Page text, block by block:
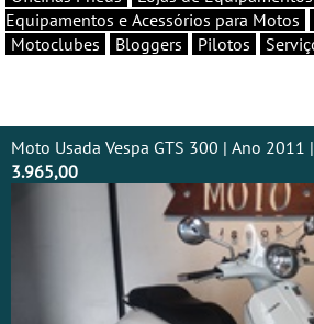
Equipamentos e Acessórios para Motos
Motoclubes
Bloggers Pilotos
Moto Usada Vespa GTS 300 | Ano 2011
3.965,00